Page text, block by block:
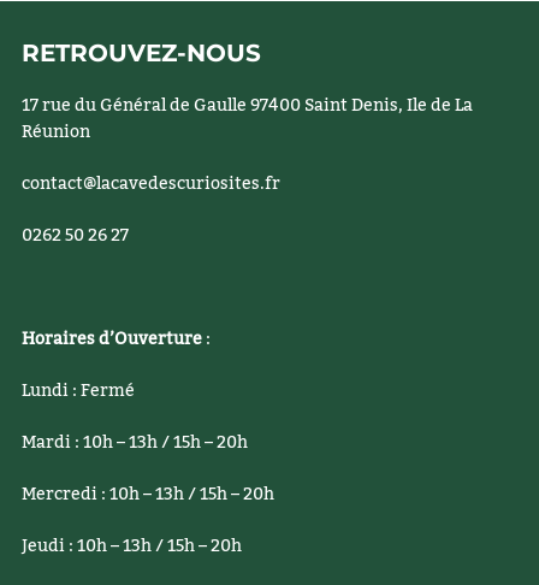
RETROUVEZ-NOUS
17 rue du Général de Gaulle 97400 Saint Denis, Ile de La
Réunion
contact@lacavedescuriosites.fr
0262 50 26 27
Horaires d’Ouverture:
Lundi : Fermé
Mardi : 10h – 13h / 15h – 20h
Mercredi : 10h – 13h / 15h – 20h
Jeudi : 10h – 13h / 15h – 20h